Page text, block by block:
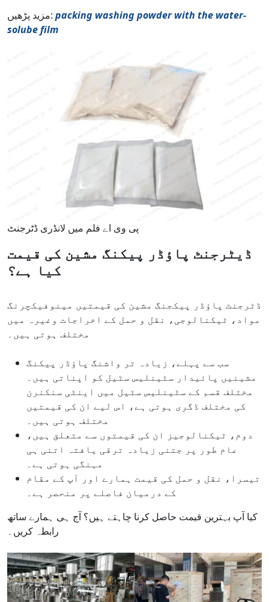
مزید پڑھیں: packing washing powder with the water-
solube film
پی وی اے فلم میں لانڈری ڈٹرجنٹ
ڈیٹرجنٹ پاؤڈر پیکنگ مشین کی قیمت
کیا ہے؟
ڈٹرجنٹ پاؤڈر پیکجنگ مشین کی قیمتیں مینوفیکچرنگ
مواد، ٹیکنالوجی، نقل و حمل کے اخراجات وغیرہ میں
مختلف ہوتی ہیں۔
سب سے پہلے، زیادہ تر واشنگ پاؤڈر پیکنگ
مشینیں پائیدار سٹینلیس سٹیل کو اپناتی ہیں۔
مختلف قسم کے سٹینلیس سٹیل میں اینٹی سنکنرن
کی مختلف ڈگری ہوتی ہے، اس لیے ان کی قیمتیں
مختلف ہوتی ہیں۔
دوم، ٹیکنالوجیز ان کی قیمتوں سے متعلق ہیں،
عام طور پر جتنی زیادہ ترقی یافتہ اتنی ہی
مہنگی ہوتی ہے۔
تیسرا، نقل و حمل کی قیمت ہمارے اور آپ کے مقام
کے درمیان فاصلے پر منحصر ہے۔
کیا آپ بہترین قیمت حاصل کرنا چاہتے ہیں؟ آج ہی ہمارے ساتھ
رابطہ کریں۔